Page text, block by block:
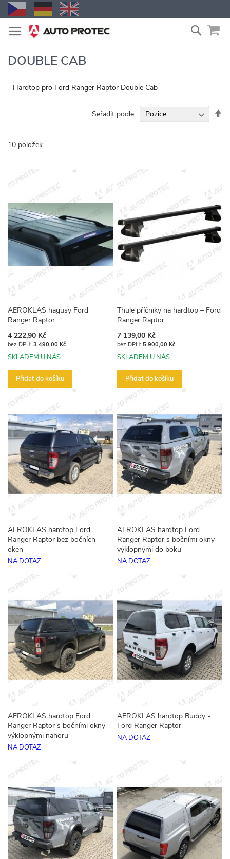
Přejít
na
obsah
DOUBLE CAB
Hardtop pro Ford Ranger Raptor Double Cab
10 položek
Seřadit podle
AEROKLAS hagusy Ford
Ranger Raptor
4 222,90 Kč
3 490,00 Kč
SKLADEM U NÁS
Přidat do košíku
Thule příčníky na hardtop – Ford
Ranger Raptor
7 139,00 Kč
5 900,00 Kč
SKLADEM U NÁS
Přidat do košíku
AEROKLAS hardtop Ford
Ranger Raptor bez bočních
oken
NA DOTAZ
AEROKLAS hardtop Ford
Ranger Raptor s bočními okny
výklopnými do boku
NA DOTAZ
AEROKLAS hardtop Ford
Ranger Raptor s bočními okny
výklopnými nahoru
NA DOTAZ
AEROKLAS hardtop Buddy -
Ford Ranger Raptor
NA DOTAZ